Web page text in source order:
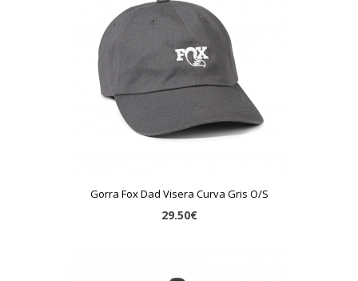
Gorra Fox Dad Visera Curva Gris O/S
29.50€